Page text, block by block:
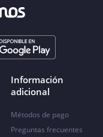
Información
adicional
Métodos de pago
Preguntas frecuentes